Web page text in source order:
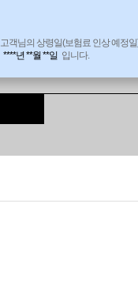
고객님의 상령일(보험료 인상 예정
****년 **월 **일 입니다.